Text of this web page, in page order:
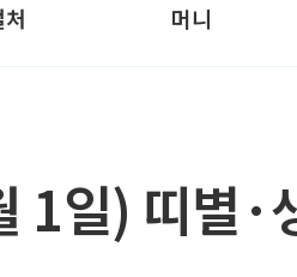
머니
1일) 띠별·